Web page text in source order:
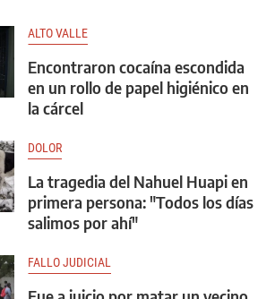
ALTO VALLE
Encontraron cocaína escondida
en un rollo de papel higiénico en
la cárcel
DOLOR
La tragedia del Nahuel Huapi en
primera persona: "Todos los días
salimos por ahí"
FALLO JUDICIAL